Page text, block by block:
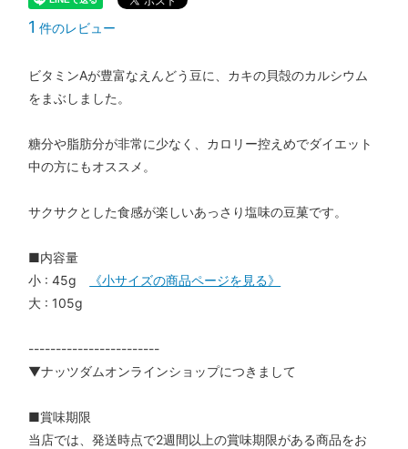
1 件のレビュー
ビタミンAが豊富なえんどう豆に、カキの貝殻のカルシウム
をまぶしました。
糖分や脂肪分が非常に少なく、カロリー控えめでダイエット
中の方にもオススメ。
サクサクとした食感が楽しいあっさり塩味の豆菓です。
■内容量
小 : 45g
《小サイズの商品ページを見る》
大 : 105g
------------------------
▼ナッツダムオンラインショップにつきまして
■賞味期限
当店では、発送時点で2週間以上の賞味期限がある商品をお